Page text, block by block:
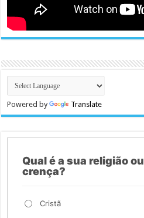
Powered by Translate
Qual é a sua religião ou
crença?
Cristã